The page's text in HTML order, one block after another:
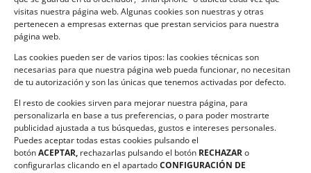
visitas nuestra página web. Algunas cookies son nuestras y otras
pertenecen a empresas externas que prestan servicios para nuestra
página web.
Las cookies pueden ser de varios tipos: las cookies técnicas son
necesarias para que nuestra página web pueda funcionar, no necesitan
de tu autorización y son las únicas que tenemos activadas por defecto.
El resto de cookies sirven para mejorar nuestra página, para
personalizarla en base a tus preferencias, o para poder mostrarte
publicidad ajustada a tus búsquedas, gustos e intereses personales.
Puedes aceptar todas estas cookies pulsando el
botónACEPTAR, rechazarlas pulsando el botón RECHAZARo
configurarlas clicando en el apartadoCONFIGURACIÓN DE
CONTACTO
C/ Ciudadela s/n. Parque Delicias.
50017 Zaragoza
Teléfono:976 532 499
Email:asapme@asapme.org